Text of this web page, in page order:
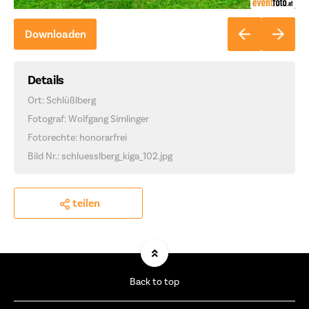
Downloaden
Details
Ort: Schlüßlberg
Fotograf: Wolfgang Simlinger
Fotorechte: honorarfrei
Bild Nr.: schluesslberg_kiga_102.jpg
teilen
Back to top